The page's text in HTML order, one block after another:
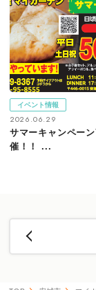
イベント情報
2026.06.29
サマーキャンペー
催！！ ...